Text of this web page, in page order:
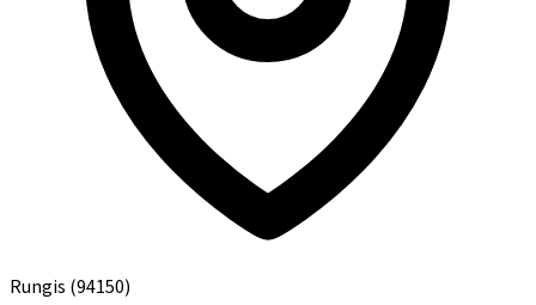
Rungis (94150)